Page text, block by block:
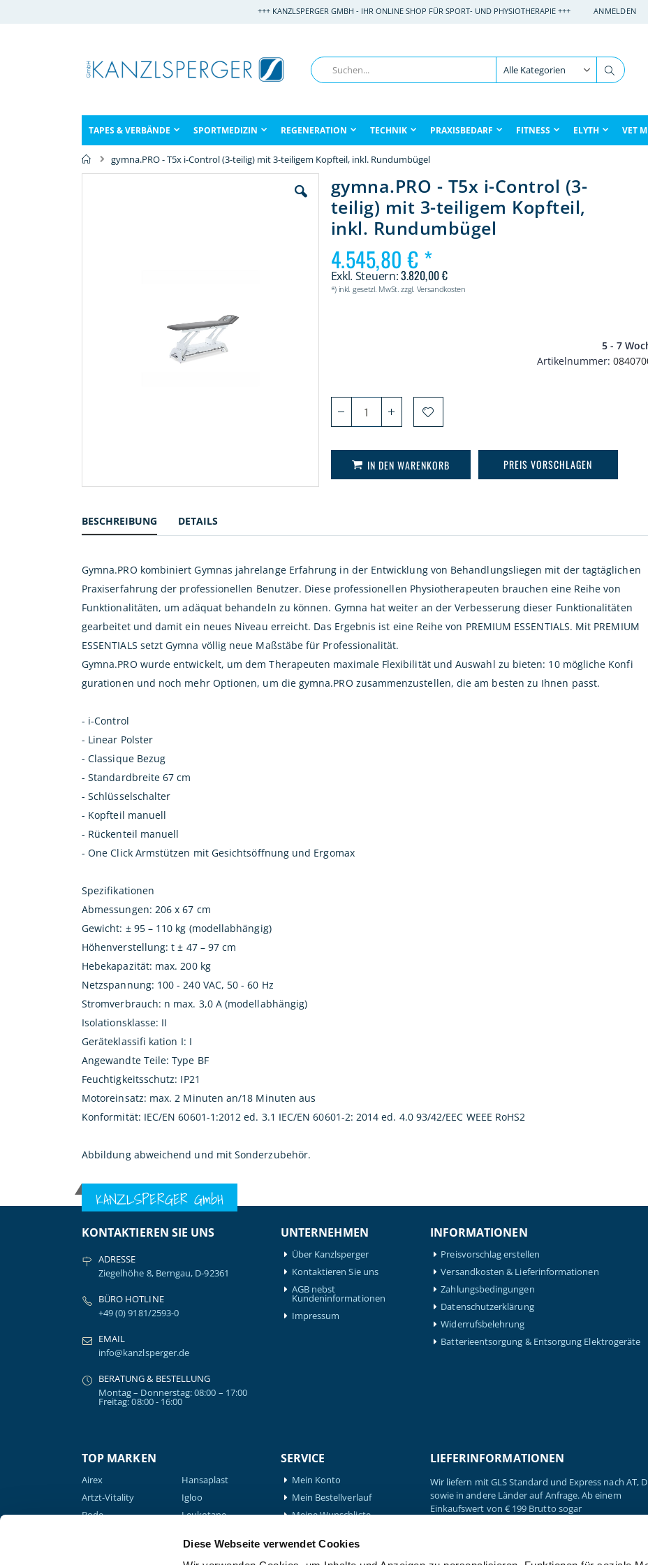
Diese Webseite verwendet Cookies
+++ KANZLSPERGER GMBH - IHR ONLINE SHOP FÜR SPORT- UND PHYSIOTHERAPIE +++ ANMELDEN
Suche
TAPES & VERBÄNDE SPORTMEDIZIN REGENERATION TECHNIK PRAXISBEDARF FITNESS ELYTH VET
gymna.PRO - T5x i-Control (3-teilig) mit 3-teiligem Kopfteil, inkl. Rundumbügel
der
Bildergalerie
gymna.PRO - T5x i-Control (3-
teilig) mit 3-teiligem Kopfteil,
inkl. Rundumbügel
4.545,80 €
3.820,00 €
*) inkl. gesetzl. MwSt. zzgl. Versandkosten
5 - 7
Artikelnummer
IN DEN WARENKORB PREIS VORSCHLAGEN
BESCHREIBUNG
Gymna.PRO kombiniert Gymnas jahrelange Erfahrung in der Entwicklung von Behandlungsliegen mit der tagtäglichen
Praxiserfahrung der professionellen Benutzer. Diese professionellen Physiotherapeuten brauchen eine Reihe von
Funktionalitäten, um adäquat behandeln zu können. Gymna hat weiter an der Verbesserung dieser Funktionalitäten
gearbeitet und damit ein neues Niveau erreicht. Das Ergebnis ist eine Reihe von PREMIUM ESSENTIALS. Mit PREMIUM
ESSENTIALS setzt Gymna völlig neue Maßstäbe für Professionalität.
Gymna.PRO wurde entwickelt, um dem Therapeuten maximale Flexibilität und Auswahl zu bieten: 10 mögliche Konfi
gurationen und noch mehr Optionen, um die gymna.PRO zusammenzustellen, die am besten zu Ihnen passt.
- i-Control
- Linear Polster
- Classique Bezug
- Standardbreite 67 cm
- Schlüsselschalter
- Kopfteil manuell
- Rückenteil manuell
- One Click Armstützen mit Gesichtsöffnung und Ergomax
Spezifikationen
Abmessungen: 206 x 67 cm
Gewicht: ± 95 – 110 kg (modellabhängig)
Höhenverstellung: t ± 47 – 97 cm
Hebekapazität: max. 200 kg
Netzspannung: 100 - 240 VAC, 50 - 60 Hz
Stromverbrauch: n max. 3,0 A (modellabhängig)
Isolationsklasse: II
Geräteklassifi kation I: I
Angewandte Teile: Type BF
Feuchtigkeitsschutz: IP21
Motoreinsatz: max. 2 Minuten an/18 Minuten aus
Konformität: IEC/EN 60601-1:2012 ed. 3.1 IEC/EN 60601-2: 2014 ed. 4.0 93/42/EEC WEEE RoHS2
Abbildung abweichend und mit Sonderzubehör.
DETAILS
KANZLSPERGER GmbH
KONTAKTIEREN SIE UNS
ADRESSE
Ziegelhöhe 8, Berngau, D-92361
BÜRO HOTLINE
+49 (0) 9181/2593-0
EMAIL
info@kanzlsperger.de
BERATUNG & BESTELLUNG
Montag – Donnerstag: 08:00 – 17:00
Freitag: 08:00 - 16:00
UNTERNEHMEN
Über Kanzlsperger
Kontaktieren Sie uns
AGB nebst
Kundeninformationen
Impressum
INFORMATIONEN
Preisvorschlag erstellen
Versandkosten & Lieferinformationen
Zahlungsbedingungen
Datenschutzerklärung
Widerrufsbelehrung
Batterieentsorgung & Entsorgung Elektrogeräte
TOP MARKEN
Airex
Artzt-Vitality
Bode
Hansaplast
Igloo
Leukotape
Nohrd
SERVICE
Mein Konto
Mein Bestellverlauf
Meine Wunschliste
GLS Sendungsverfolgung
LIEFERINFORMATIONEN
Wir liefern mit GLS Standard und Express nach AT,
sowie in andere Länder auf Anfrage. Ab einem
Einkaufswert von € 199 Brutto sogar